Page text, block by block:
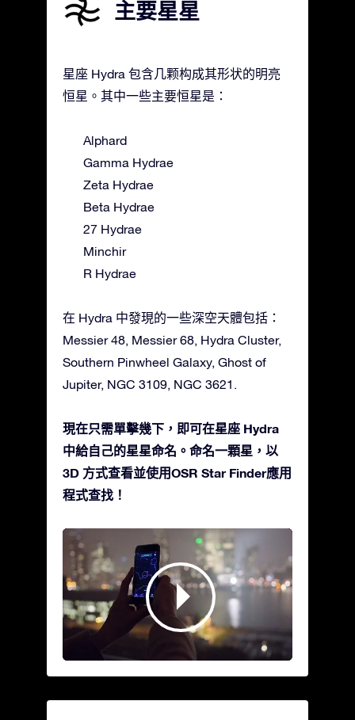
主要星星
星座 Hydra 包含几颗构成其形状的明亮
恒星。其中一些主要恒星是：
Alphard
Gamma Hydrae
Zeta Hydrae
Beta Hydrae
27 Hydrae
Minchir
R Hydrae
在 Hydra 中發現的一些深空天體包括：
Messier 48, Messier 68, Hydra Cluster,
Southern Pinwheel Galaxy, Ghost of
Jupiter, NGC 3109, NGC 3621.
現在只需單擊幾下，即可在星座 Hydra
中給自己的星星命名。命名一顆星，以
3D 方式查看並使用OSR Star Finder應用
程式查找！